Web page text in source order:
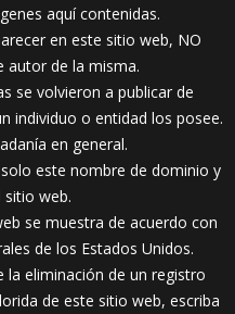
aquí contenidas.
en este sitio web, NO
autor de la misma.
se volvieron a publicar de
individuo o entidad los posee.
en general.
este nombre de dominio y
sitio web.
se muestra de acuerdo con
de los Estados Unidos.
eliminación de un registro
de este sitio web, escriba